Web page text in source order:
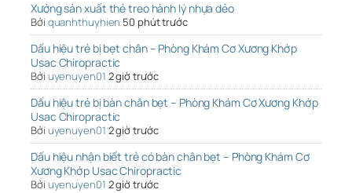
Xưởng sản xuất thẻ treo hành lý nhựa dẻo
Bởi quanhthuyhien 50 phút trước
Dấu hiệu trẻ bị bẹt chân – Phòng Khám Cơ Xương Khớp
Usac Chiropractic
Bởi uyenuyen01 2 giờ trước
Dấu hiệu trẻ bị bàn chân bẹt – Phòng Khám Cơ Xương Khớp
Usac Chiropractic
Bởi uyenuyen01 2 giờ trước
Dấu hiệu nhận biết trẻ có bàn chân bẹt – Phòng Khám Cơ
Xương Khớp Usac Chiropractic
Bởi uyenuyen01 2 giờ trước